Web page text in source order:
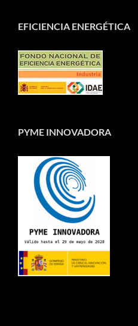
EFICIENCIA ENERGÉTICA
PYME INNOVADORA